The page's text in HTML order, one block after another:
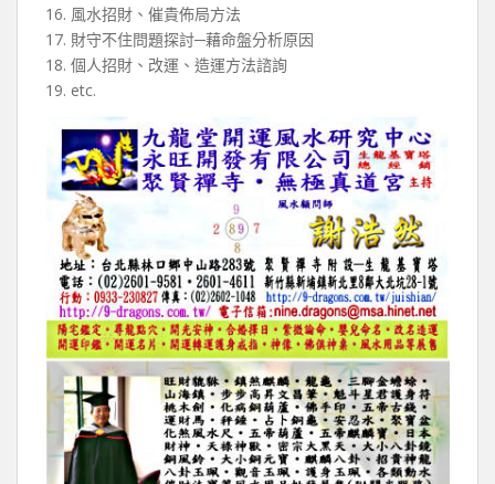
16. 風水招財、催貴佈局方法
17. 財守不住問題探討─藉命盤分析原因
18. 個人招財、改運、造運方法諮詢
19. etc.